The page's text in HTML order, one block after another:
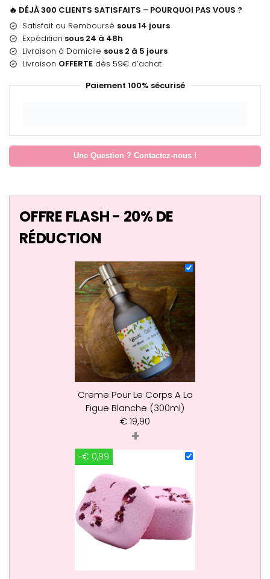
🔥 DÉJÀ 300 CLIENTS SATISFAITS – POURQUOI PAS VOUS ?
Satisfait ou Remboursé sous 14 jours
Expédition sous 24 à 48h
Livraison à Domicile sous 2 à 5 jours
Livraison OFFERTE dès 59€ d’achat
Paiement 100% sécurisé
Une Question ? Contactez-nous !
OFFRE FLASH - 20% DE
RÉDUCTION
Creme Pour Le Corps A La
Figue Blanche (300ml)
€19,90
+
-€ 0,99